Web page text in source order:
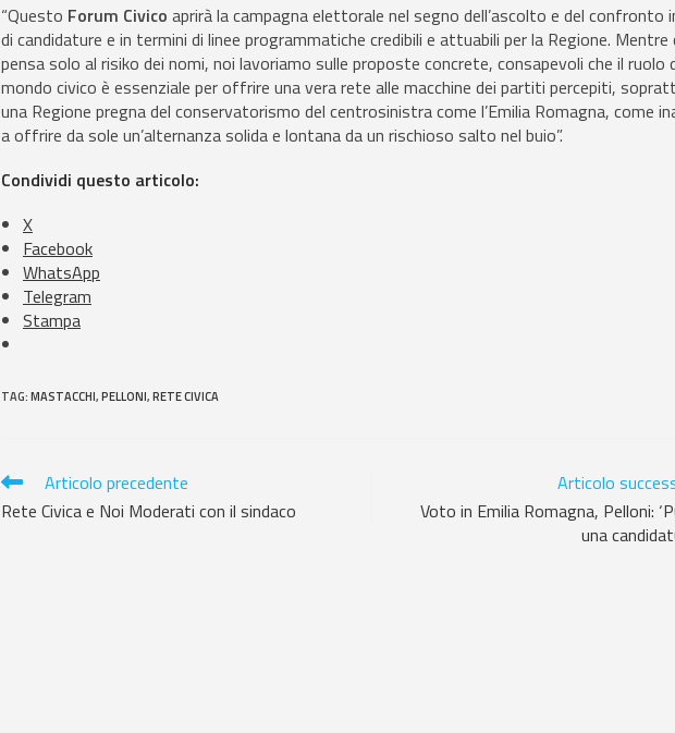
“Questo Forum Civico aprirà la campagna elettorale nel segno dell’ascolto e del confronto
di candidature e in termini di linee programmatiche credibili e attuabili per la Regione. Mentre
pensa solo al risiko dei nomi, noi lavoriamo sulle proposte concrete, consapevoli che il ruolo
mondo civico è essenziale per offrire una vera rete alle macchine dei partiti percepiti,
una Regione pregna del conservatorismo del centrosinistra come l’Emilia Romagna, come
a offrire da sole un’alternanza solida e lontana da un rischioso salto nel buio”.
Condividi questo articolo:
X
Facebook
WhatsApp
Telegram
Stampa
TAG:MASTACCHI,PELLONI,RETE CIVICA
Articolo precedente
Rete Civica e Noi Moderati con il sindaco
Articolo
Voto in Emilia Romagna, Pelloni:
una